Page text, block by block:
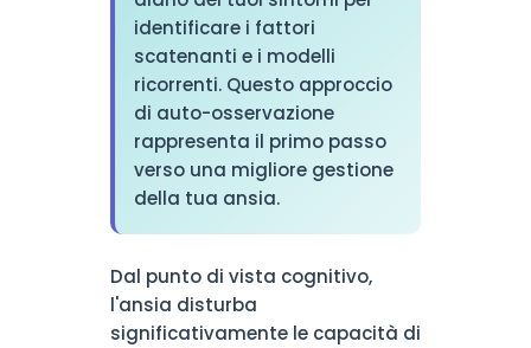
identificare i fattori
scatenanti e i modelli
ricorrenti. Questo approccio
di auto-osservazione
rappresenta il primo passo
verso una migliore gestione
della tua ansia.
Dal punto di vista cognitivo,
l'ansia disturba
significativamente le capacità di